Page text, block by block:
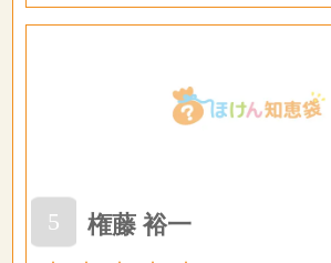
5
権藤 裕一